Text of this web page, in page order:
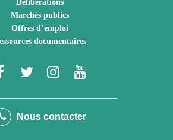
Délibérations
Marchés publics
Offres d’emploi
documentaires
Lien
le
Lien
le
Lien
le
Nous contacter